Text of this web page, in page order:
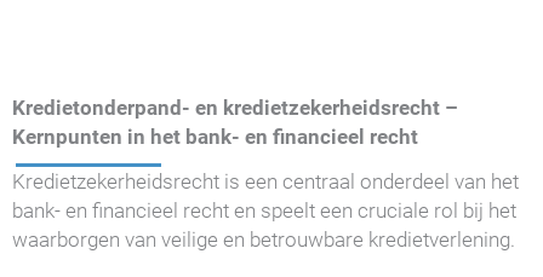
Kredietonderpand- en kredietzekerheidsrecht –
Kernpunten in het bank- en financieel recht
Kredietzekerheidsrecht is een centraal onderdeel van het
bank- en financieel recht en speelt een cruciale rol bij het
waarborgen van veilige en betrouwbare kredietverlening.